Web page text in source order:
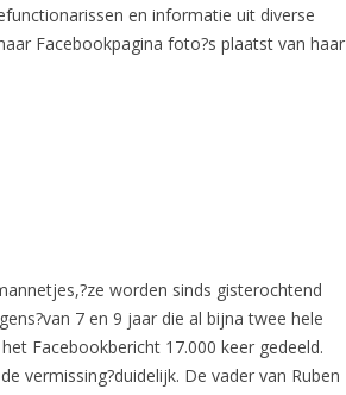
en informatie uit diverse
Facebookpagina foto?s plaatst van haar
worden sinds gisterochtend
7 en 9 jaar die al bijna twee hele
Facebookbericht 17.000 keer gedeeld.
vermissing?duidelijk. De vader van Ruben